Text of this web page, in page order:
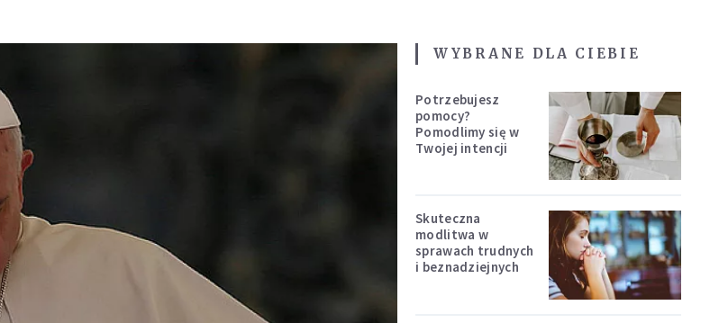
WYBRANE DLA CIEBIE
Potrzebujesz
pomocy?
Pomodlimy się w
Twojej intencji
Skuteczna
modlitwa w
sprawach trudnych
i beznadziejnych